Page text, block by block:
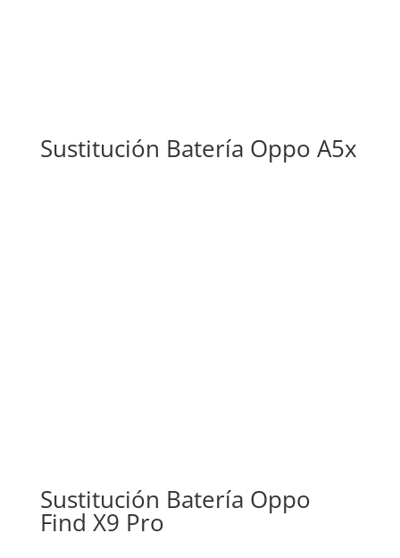
Sustitución Batería Oppo A5x
Sustitución Batería Oppo
Find X9 Pro